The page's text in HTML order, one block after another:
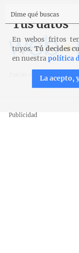
Pan Masas
Publicidad
Tus datos
En webos fritos
tuyos. Tú decides
en nuestrapolítica
La acepto,